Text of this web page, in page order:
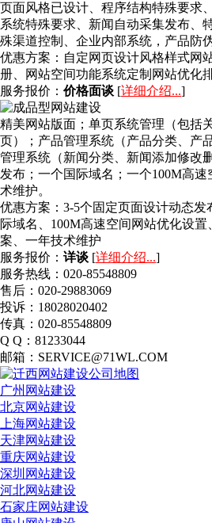
页面风格已设计、程序结构特殊要求
系统特殊要求、新闻自动采集发布、
殊渠道控制、企业内部系统，产品防
优惠方案： 自定网页设计风格样式网
册、网站空间功能系统定制网站优化
服务报价： 价格面谈 [详细介绍...]
精美网站版面；单页系统管理（包括
页）；产品管理系统（产品分类、产
管理系统（新闻分类、新闻添加修改
发布；一个国际域名；一个100M高
术维护。
优惠方案： 3-5个固定页面设计动态发
际域名、100M高速空间网站优化设
案、一年技术维护
服务报价： 详谈 [详细介绍...]
服务热线：020-85548809
售后：020-29883069
投诉：18028020402
传真：020-85548809
Q Q：81233044
邮箱：SERVICE@71WL.COM
广州网站建设
北京网站建设
上海网站建设
天津网站建设
重庆网站建设
深圳网站建设
河北网站建设
石家庄网站建设